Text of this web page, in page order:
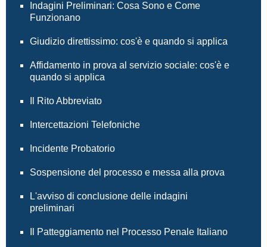
Indagini Preliminari: Cosa Sono e Come
Funzionano
Giudizio direttissimo: cos'è e quando si applica
Affidamento in prova al servizio sociale: cos'è e
quando si applica
Il Rito Abbreviato
Intercettazioni Telefoniche
Incidente Probatorio
Sospensione del processo e messa alla prova
L'avviso di conclusione delle indagini
preliminari
Il Patteggiamento nel Processo Penale Italiano